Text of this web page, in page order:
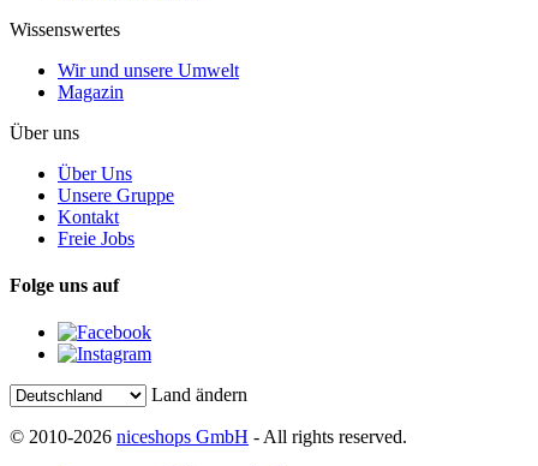
Wissenswertes
Wir und unsere Umwelt
Magazin
Über uns
Über Uns
Unsere Gruppe
Kontakt
Freie Jobs
Folge uns auf
Land ändern
© 2010-2026 niceshops GmbH - All rights reserved.